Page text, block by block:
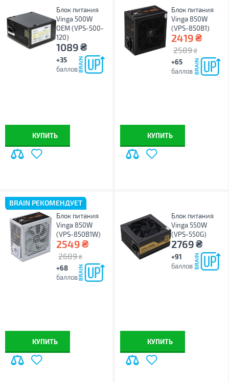
Блок питания
Vinga 500W
ОЕМ (VPS-500-
120)
1089₴
+35
баллов
КУПИТЬ
Блок питания
Vinga 850W
(VPS-850B1)
2419₴
2589 ₴
+65
баллов
КУПИТЬ
BRAIN РЕКОМЕНДУЕТ
Блок питания
Vinga 850W
(VPS-850B1W)
2549₴
2689 ₴
+68
баллов
КУПИТЬ
Блок питания
Vinga 550W
(VPS-550G)
2769₴
+91
баллов
КУПИТЬ